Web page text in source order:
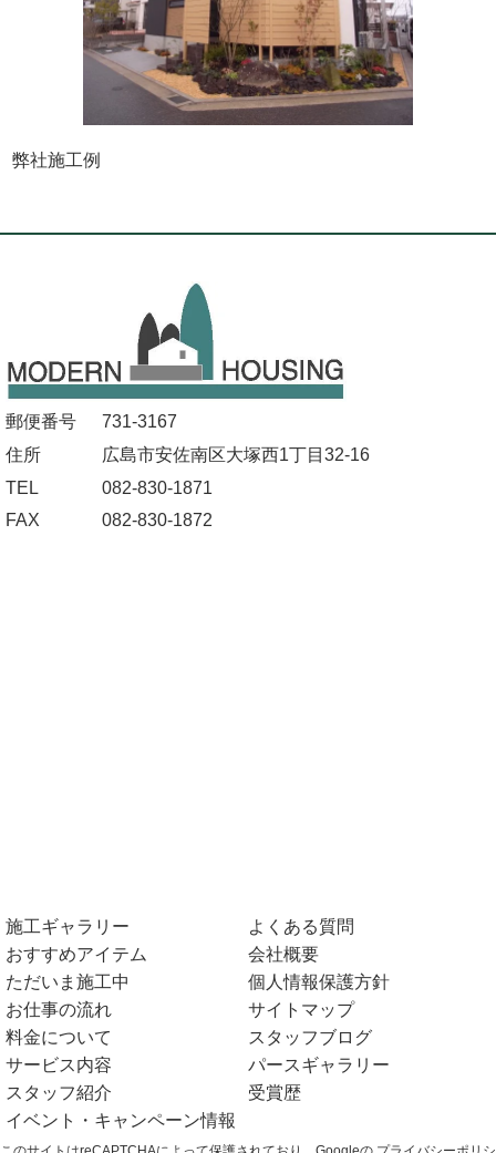
弊社施工例
郵便番号
731-3167
住所
広島市安佐南区大塚西1丁目32-16
TEL
082-830-1871
FAX
082-830-1872
施工ギャラリー
おすすめアイテム
ただいま施工中
お仕事の流れ
料金について
サービス内容
スタッフ紹介
イベント・キャンペーン情報
よくある質問
会社概要
個人情報保護方針
サイトマップ
スタッフブログ
パースギャラリー
受賞歴